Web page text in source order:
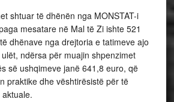
shtuar të dhënën nga MONSTAT-i
mesatare në Mal të Zi ishte 521
dhënave nga drejtoria e tatimeve ajo
ndërsa për muajin shpenzimet
së ushqimeve janë 641,8 euro, që
praktike dhe vështirësistë për të